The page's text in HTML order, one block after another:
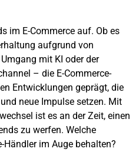
im E-Commerce auf. Ob es
aufgrund von
mit KI oder der
– die E-Commerce-
Entwicklungen geprägt, die
neue Impulse setzen. Mit
ist es an der Zeit, einen
zu werfen. Welche
im Auge behalten?